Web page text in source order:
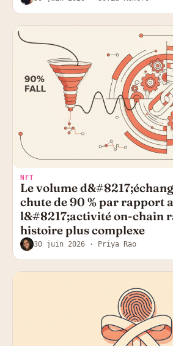
NFT
Le volume
chute de 90 % par rapport
l&#8217;activité on-chain
histoire plus complexe
30 juin 2026 · Priya Rao